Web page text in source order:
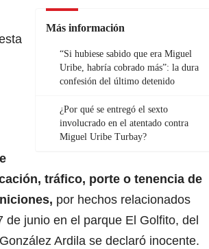
Más información
“Si hubiese sabido que era Miguel
Uribe, habría cobrado más”: la dura
confesión del último detenido
¿Por qué se entregó el sexto
involucrado en el atentado contra
Miguel Uribe Turbay?
tráfico, porte o tenencia de
por hechos relacionados
junio en el parque El Golfito, del
Ardila se declaró inocente.